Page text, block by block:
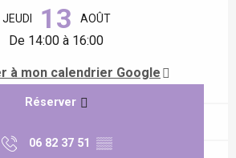
JEUDI 13 AOÛT
De 14:00 à 16:00
à mon calendrier Google
Réserver
06 82 37 51 ▒▒